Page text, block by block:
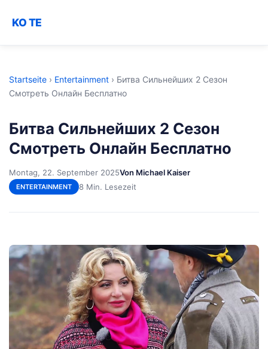
KO TE
Startseite › Entertainment › Битва Сильнейших 2 Сезон
Смотреть Онлайн Бесплатно
Битва Сильнейших 2 Сезон
Смотреть Онлайн Бесплатно
Montag, 22. September 2025Von Michael Kaiser
ENTERTAINMENT 8 Min. Lesezeit